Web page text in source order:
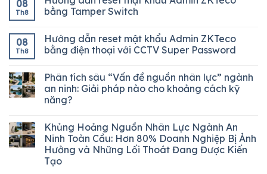
08
Th8
bằng Tamper Switch
08
Th8
Hướng dẫn reset mật khẩu Admin ZKTeco
bằng điện thoại với CCTV Super Password
Phân tích sâu “Vấn đề nguồn nhân lực” ngành
an ninh: Giải pháp nào cho khoảng cách kỹ
năng?
Khủng Hoảng Nguồn Nhân Lực Ngành An
Ninh Toàn Cầu: Hơn 80% Doanh Nghiệp Bị Ảnh
Hưởng và Những Lối Thoát Đang Được Kiến
Tạo